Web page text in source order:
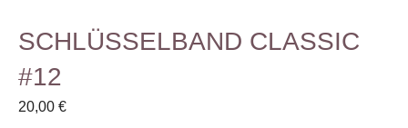
SCHLÜSSELBAND CLASSIC
#12
20,00 €